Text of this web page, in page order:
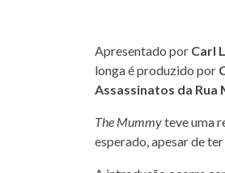
Apresentado por Carl
longa é produzido por
Assassinatos da Rua
The Mummyteve uma
esperado, apesar de